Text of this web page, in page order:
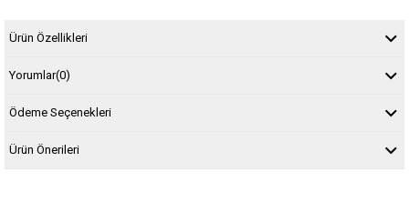
Ürün Özellikleri
Yorumlar(0)
Ödeme Seçenekleri
Ürün Önerileri